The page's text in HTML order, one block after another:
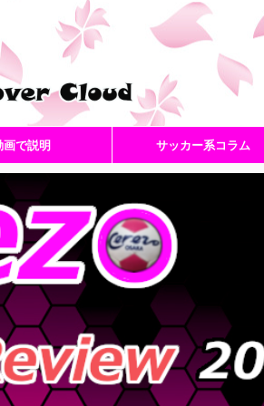
画で説明 サッカー系コラム